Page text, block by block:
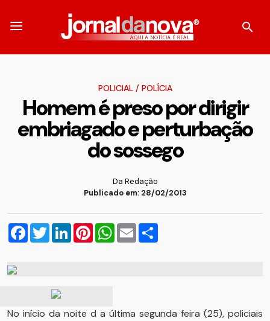
POLICIAL/ POLÍCIA
Homem é preso por dirigir
embriagado e perturbação
do sossego
Da Redação
Publicado em: 28/02/2013
Facebook
TwitterLinkedInPinterestWhatsApp
Email
No início da noite d a última segunda feira (25), policiais